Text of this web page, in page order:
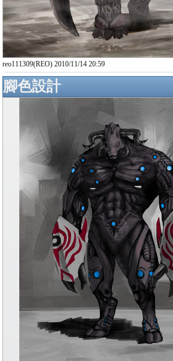
reo111309(REO) 2010/11/14 20:59
腳色設計